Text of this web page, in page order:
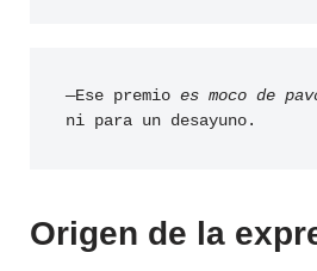
—Ese premio es moco de
ni para un desayuno.
Origen de la